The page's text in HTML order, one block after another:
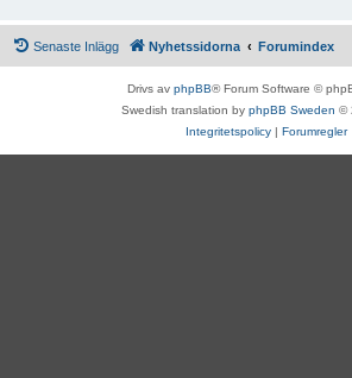
Senaste Inlägg Nyhetssidorna Forumindex
Drivs av phpBB® Forum Software ©
Swedish translation by phpBB Sweden ©
Integritetspolicy | Forumregler